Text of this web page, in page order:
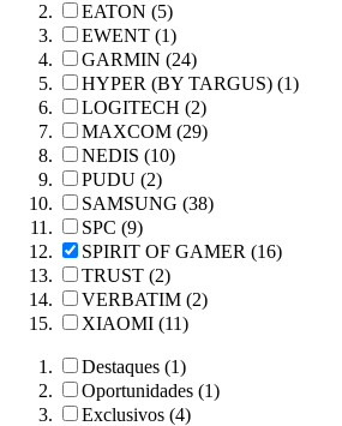
EATON (5)
EWENT (1)
GARMIN (24)
HYPER (BY TARGUS) (1)
LOGITECH (2)
MAXCOM (29)
NEDIS (10)
PUDU (2)
SAMSUNG (38)
SPC (9)
SPIRIT OF GAMER (16)
TRUST (2)
VERBATIM (2)
XIAOMI (11)
Destaques (1)
Oportunidades (1)
Exclusivos (4)